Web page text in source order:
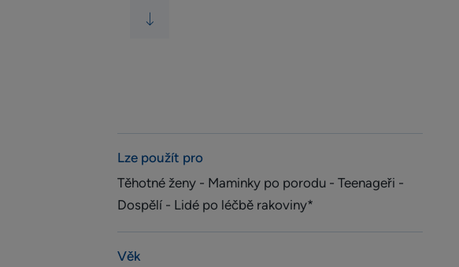
Lze použít pro
Těhotné ženy - Maminky po porodu - Teenageři -
Dospělí - Lidé po léčbě rakoviny*
Věk